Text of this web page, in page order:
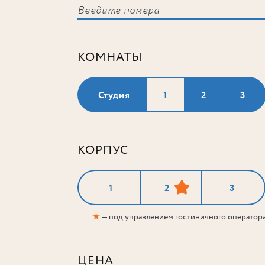
КОМНАТЫ
Студия 1 2 3
КОРПУС
1 2 3
★— под управлением гостиничного
ЦЕНА